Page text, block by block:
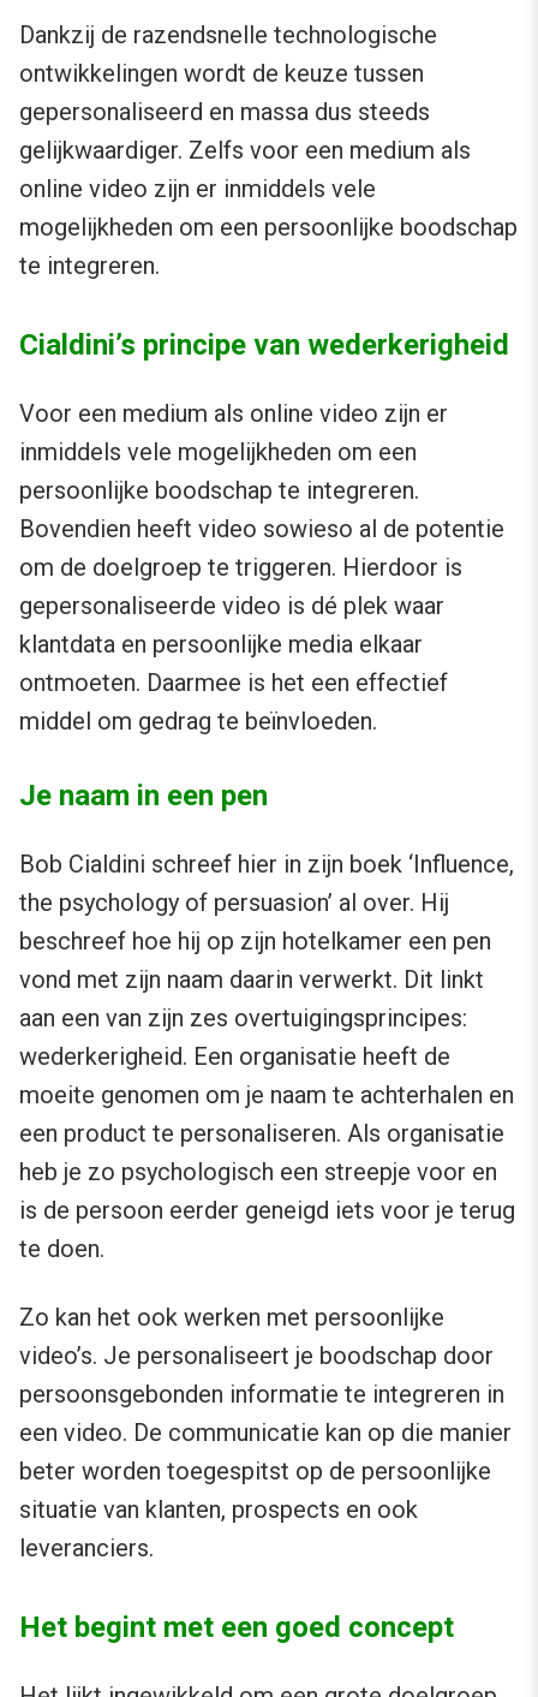
Dankzij de razendsnelle technologische
ontwikkelingen wordt de keuze tussen
gepersonaliseerd en massa dus steeds
gelijkwaardiger. Zelfs voor een medium als
online video zijn er inmiddels vele
mogelijkheden om een persoonlijke boodschap
te integreren.
Cialdini’s principe van wederkerigheid
Voor een medium als online video zijn er
inmiddels vele mogelijkheden om een
persoonlijke boodschap te integreren.
Bovendien heeft video sowieso al de potentie
om de doelgroep te triggeren. Hierdoor is
gepersonaliseerde video is dé plek waar
klantdata en persoonlijke media elkaar
ontmoeten. Daarmee is het een effectief
middel om gedrag te beïnvloeden.
Je naam in een pen
Bob Cialdini schreef hier in zijn boek ‘Influence,
the psychology of persuasion’ al over. Hij
beschreef hoe hij op zijn hotelkamer een pen
vond met zijn naam daarin verwerkt. Dit linkt
aan een van zijn zes overtuigingsprincipes:
wederkerigheid. Een organisatie heeft de
moeite genomen om je naam te achterhalen en
een product te personaliseren. Als organisatie
heb je zo psychologisch een streepje voor en
is de persoon eerder geneigd iets voor je terug
te doen.
Zo kan het ook werken met persoonlijke
video’s. Je personaliseert je boodschap door
persoonsgebonden informatie te integreren in
een video. De communicatie kan op die manier
beter worden toegespitst op de persoonlijke
situatie van klanten, prospects en ook
leveranciers.
Het begint met een goed concept